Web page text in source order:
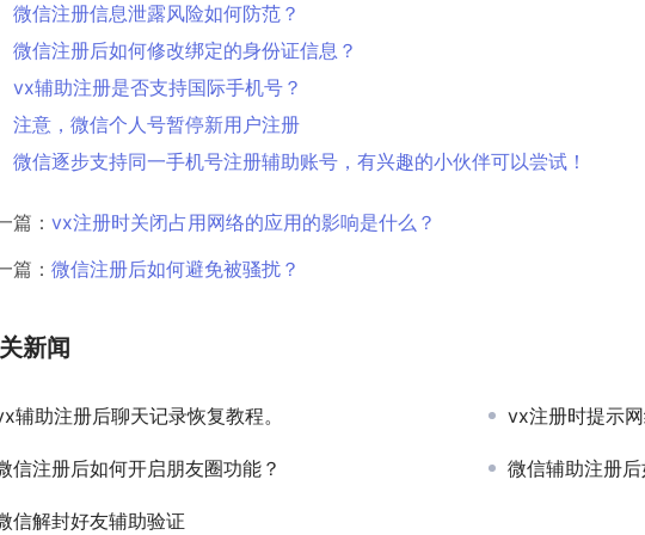
微信注册信息泄露风险如何防范？
微信注册后如何修改绑定的身份证信息？
vx辅助注册是否支持国际手机号？
注意，微信个人号暂停新用户注册
微信逐步支持同一手机号注册辅助账号，有兴趣的小伙伴可以尝试！
篇： vx注册时关闭占用网络的应用的影响是什么？
篇： 微信注册后如何避免被骚扰？
新闻
辅助注册后聊天记录恢复教程。 vx注册时提示
信注册后如何开启朋友圈功能？ 微信辅助注册
信解封好友辅助验证